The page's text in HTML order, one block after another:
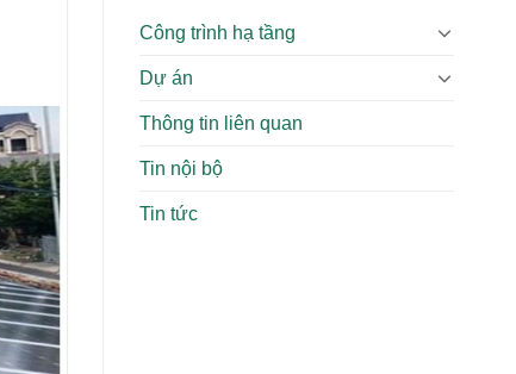
Công trình hạ tầng
Dự án
Thông tin liên quan
Tin nội bộ
Tin tức